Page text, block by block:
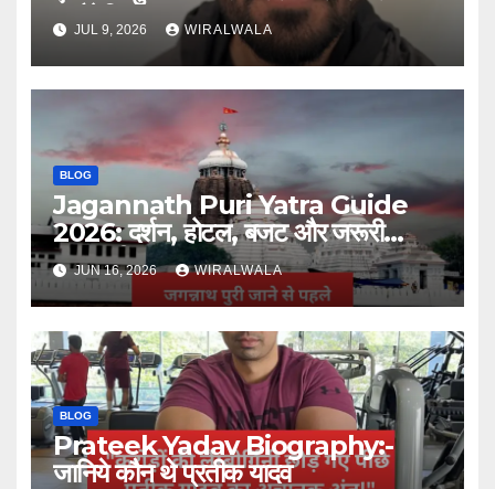
स्ट्रैटेजिस्ट
JUL 9, 2026 WIRALWALA
BLOG
Jagannath Puri Yatra Guide
2026: दर्शन, होटल, बजट और जरूरी
जानकारी
JUN 16, 2026 WIRALWALA
BLOG
Prateek Yadav Biography:-
जानिये कौन थे प्रतीक यादव